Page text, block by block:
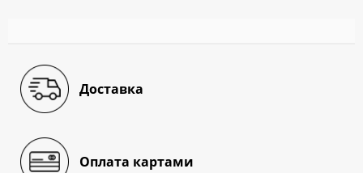
Доставка
Оплата картами